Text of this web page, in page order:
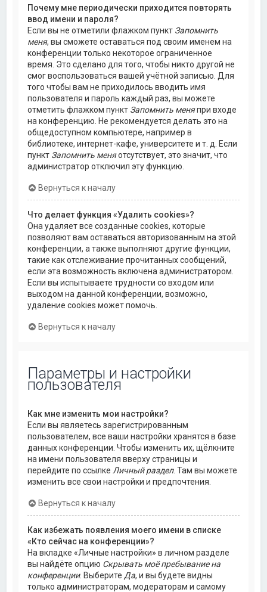
Почему мне периодически приходится повторять
ввод имени и пароля?
Если вы не отметили флажком пункт Запомнить
меня, вы сможете оставаться под своим именем на
конференции только некоторое ограниченное
время. Это сделано для того, чтобы никто другой не
смог воспользоваться вашей учётной записью. Для
того чтобы вам не приходилось вводить имя
пользователя и пароль каждый раз, вы можете
отметить флажком пункт Запомнить меняпри входе
на конференцию. Не рекомендуется делать это на
общедоступном компьютере, например в
библиотеке, интернет-кафе, университете и т. д. Если
пункт Запомнить меняотсутствует, это значит, что
администратор отключил эту функцию.
Вернуться к началу
Что делает функция «Удалить cookies»?
Она удаляет все созданные cookies, которые
позволяют вам оставаться авторизованным на этой
конференции, а также выполняют другие функции,
такие как отслеживание прочитанных сообщений,
если эта возможность включена администратором.
Если вы испытываете трудности со входом или
выходом на данной конференции, возможно,
удаление cookies может помочь.
Вернуться к началу
Параметры и настройки
пользователя
Как мне изменить мои настройки?
Если вы являетесь зарегистрированным
пользователем, все ваши настройки хранятся в базе
данных конференции. Чтобы изменить их, щёлкните
на имени пользователя вверху страницы и
перейдите по ссылке Личный раздел. Там вы можете
изменить все свои настройки и предпочтения.
Вернуться к началу
Как избежать появления моего имени в списке
«Кто сейчас на конференции»?
На вкладке «Личные настройки» в личном разделе
вы найдёте опцию Скрывать моё пребывание на
конференции. Выберите Да, и вы будете видны
только администраторам, модераторам и самому